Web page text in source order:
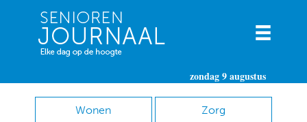
zondag 9 augustus
Wonen Zorg